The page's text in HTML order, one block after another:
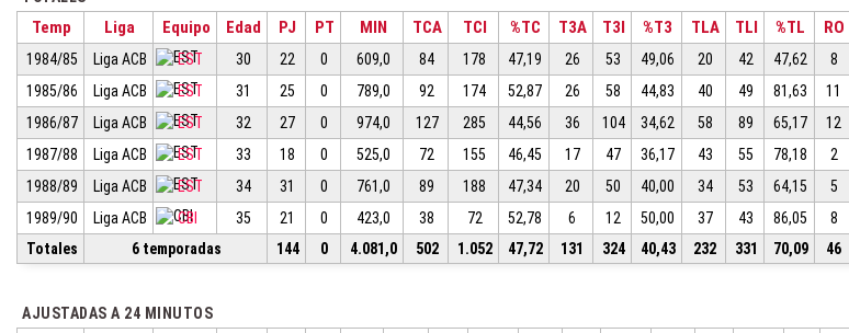
Temp Liga Equipo Edad PJ PT MIN TCA TCI %TC T3A T3I %T3 TLA TLI %TL RO
1984/85 Liga ACB EST 30 22 0 609,0 84 178 47,19 26 53 49,06 20 42 47,62 8
1985/86
Liga ACB EST 31 25 0 789,0 92 174 52,87 26 58 44,83 40 49 81,63 11
1986/87
Liga ACB EST 32 27 0 974,0 127 285 44,56 36 104 34,62 58 89 65,17 12
1987/88
Liga ACB EST 33 18 0 525,0 72 155 46,45 17 47 36,17 43 55 78,18 2
1988/89
Liga ACB EST 34 31 0 761,0 89 188 47,34 20 50 40,00 34 53 64,15 5
1989/90
Liga ACB CBI 35 21 0 423,0 38 72 52,78 6 12 50,00 37 43 86,05 8
Totales
6 temporadas 144 0 4.081,0 502 1.052 47,72 131 324 40,43 232 331 70,09 46
AJUSTADAS A 24 MINUTOS